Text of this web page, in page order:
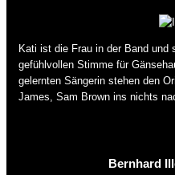
Kati ist die Frau in der Band und
gefühlvollen Stimme für
gelernten Sängerin stehen den
James, Sam Brown ins nichts
Bernhard